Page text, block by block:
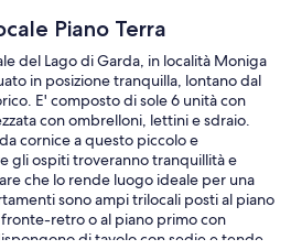
Piano Terra
del Lago di Garda, in località Moniga
in posizione tranquilla, lontano dal
E' composto di sole 6 unità con
con ombrelloni, lettini e sdraio.
cornice a questo piccolo e
gli ospiti troveranno tranquillità e
che lo rende luogo ideale per una
sono ampi trilocali posti al piano
retro o al piano primo con
di tavolo con sedie e tende